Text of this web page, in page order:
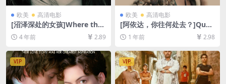
欧美 高清电影
[沼泽深处的女孩]Where the
Crawdads Sing (2022)[百度
网盘+迅雷云盘资源1080P超
清未删减][MP4/7.8GB][中英
字幕]
4 年前 2.89
欧美 高清电影
[阿依达，你往何处去？]Quo
Vadis, Aida? (2020)[百度网
盘+夸克网盘1080P超清未删
减资源][网盘在线播放/下载]
[MP4/7GB][中文字幕]
1 年前 2.98
VIP VIP